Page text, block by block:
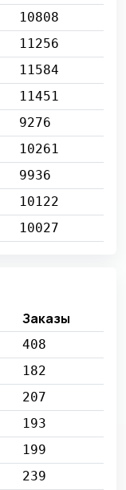
10808
11256
11584
11451
9276
10261
9936
10122
10027
Заказы
408
182
207
193
199
239